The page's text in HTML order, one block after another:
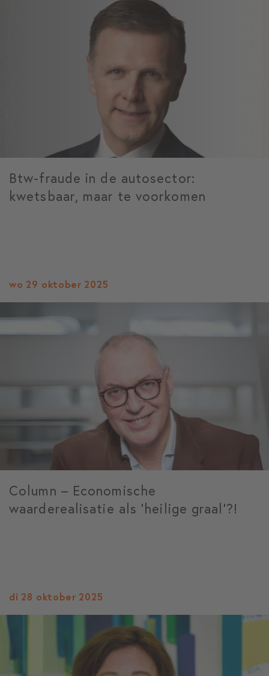
Btw-fraude in de autosector:
kwetsbaar, maar te voorkomen
wo 29 oktober 2025
Column – Economische
waarderealisatie als ‘heilige graal’?!
di 28 oktober 2025